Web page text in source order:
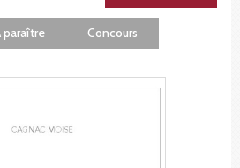
paraître Concours